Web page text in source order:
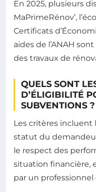
En 2025, plusieurs
MaPrimeRénov’,
Certificats
aides de l’ANAH
des travaux de
QUELS SONT
D’ÉLIGIBILITÉ
SUBVENTIONS ?
Les critères incluent
statut du
le respect des
situation financière,
par un professionnel